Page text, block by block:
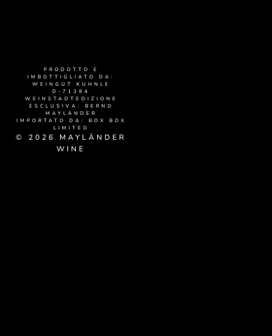
PRODOTTO E
IMBOTTIGLIATO DA:
WEINGUT KUHNLE
D-71384
WEINSTADTEDIZIONE
ESCLUSIVA: BERND
MAYLÄNDER
IMPORTATO DA: BOX BOX
LIMITED
© 2026 MAYLÄNDER
WINE